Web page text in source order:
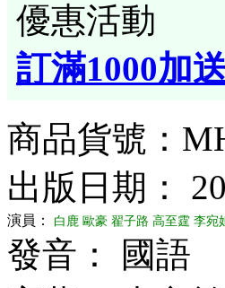
優惠活動
訂滿1000加
商品貨號：
出版日期：
演員： 白鹿 歐豪 翟子路 高至霆 李宛
發音： 國語